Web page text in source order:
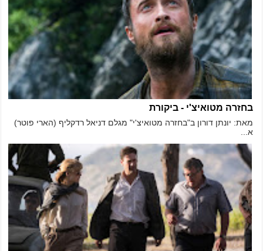
בחזרה מטואיצ'י - ביקורת
מאת: יונתן דורון ב"בחזרה מטואיצ'י" מגלם דניאל רדקליף (הארי פוטר)
א...